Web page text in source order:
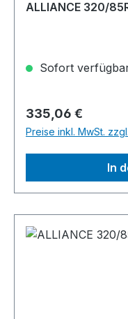
ALLIANCE 320/
Sofort
Regulärer Preis:
335,06 €
Preise inkl. MwSt.
In